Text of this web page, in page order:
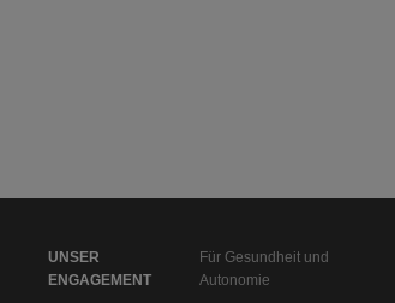
UNSER
ENGAGEMENT
Für Gesundheit und
Autonomie